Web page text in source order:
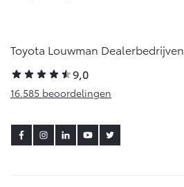
Toyota Louwman Dealerbedrijven
9,0
16.585 beoordelingen